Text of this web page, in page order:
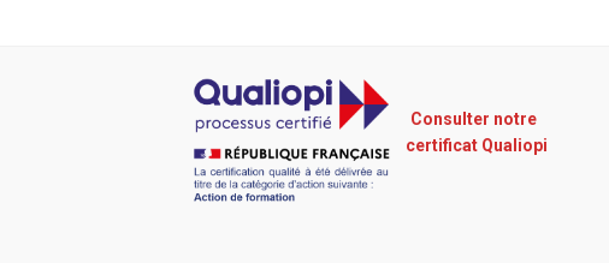
Consulter notre
certificat Qualiopi